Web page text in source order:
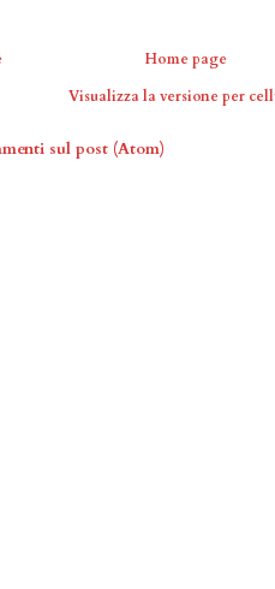
Home page
Visualizza la versione per
sul post (Atom)